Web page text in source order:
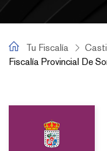
Tu Fiscalía
Tu Fiscalía
Fiscalía Provincial De